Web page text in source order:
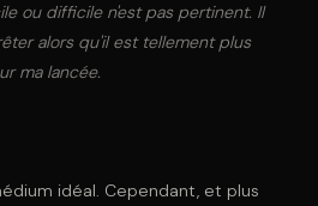
ou difficile n'est pas pertinent. Il
alors qu'il est tellement plus
ma lancée.
idéal. Cependant, et plus